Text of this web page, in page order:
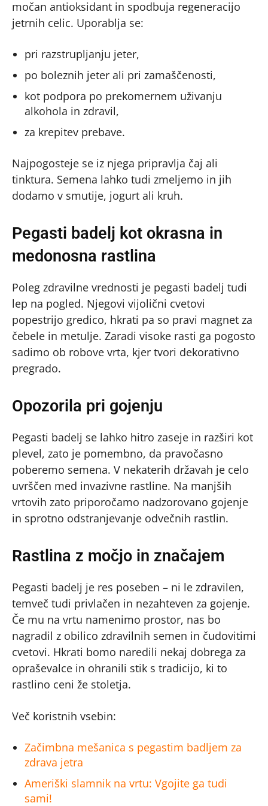
močan antioksidant in spodbuja regeneracijo
jetrnih celic. Uporablja se:
pri razstrupljanju jeter,
po boleznih jeter ali pri zamaščenosti,
kot podpora po prekomernem uživanju
alkohola in zdravil,
za krepitev prebave.
Najpogosteje se iz njega pripravlja čaj ali
tinktura. Semena lahko tudi zmeljemo in jih
dodamo v smutije, jogurt ali kruh.
Pegasti badelj kot okrasna in
medonosna rastlina
Poleg zdravilne vrednosti je pegasti badelj tudi
lep na pogled. Njegovi vijolični cvetovi
popestrijo gredico, hkrati pa so pravi magnet za
čebele in metulje. Zaradi visoke rasti ga pogosto
sadimo ob robove vrta, kjer tvori dekorativno
pregrado.
Opozorila pri gojenju
Pegasti badelj se lahko hitro zaseje in razširi kot
plevel, zato je pomembno, da pravočasno
poberemo semena. V nekaterih državah je celo
uvrščen med invazivne rastline. Na manjših
vrtovih zato priporočamo nadzorovano gojenje
in sprotno odstranjevanje odvečnih rastlin.
Rastlina z močjo in značajem
Pegasti badelj je res poseben – ni le zdravilen,
temveč tudi privlačen in nezahteven za gojenje.
Če mu na vrtu namenimo prostor, nas bo
nagradil z obilico zdravilnih semen in čudovitimi
cvetovi. Hkrati bomo naredili nekaj dobrega za
opraševalce in ohranili stik s tradicijo, ki to
rastlino ceni že stoletja.
Več koristnih vsebin:
Začimbna mešanica s pegastim badljem za
zdrava jetra
Ameriški slamnik na vrtu: Vgojite ga tudi
sami!